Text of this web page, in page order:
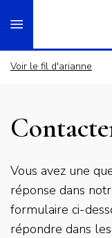
Voir le fil d'arianne
Chapo
Vous avez une
réponse dans
formulaire ci-
répondre dans